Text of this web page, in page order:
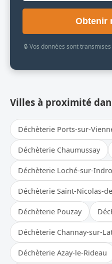
Obtenir
🔒 Vos données sont
Villes à proximité
Déchèterie Ports-sur-
Déchèterie Chaumussay
Déchèterie Loché-sur-
Déchèterie Saint-Nicolas-
Déchèterie Pouzay
Déchèterie Channay-sur-
Déchèterie Azay-le-Rideau